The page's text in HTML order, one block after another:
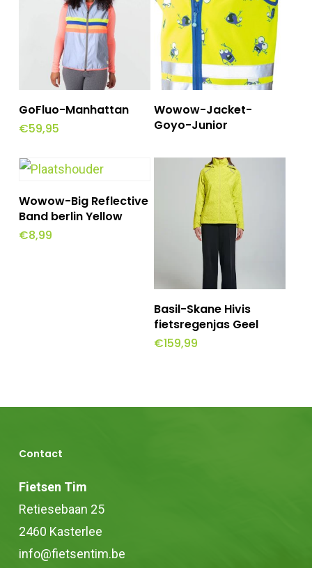
Opties Selecteren
product
meerdere
Deze
optie
GoFluo-Manhattan
€59,95
Lees Meer
Wowow-Jacket-
Goyo-Junior
Toevoegen Aan
Winkelwagen
Wowow-Big Reflective
Band berlin Yellow
€8,99
Opties Selecteren
product
heeft
Deze
Basil-Skane Hivis
fietsregenjas Geel
€159,99
Contact
Fietsen Tim
Retiesebaan 25
2460 Kasterlee
info@fietsentim.be